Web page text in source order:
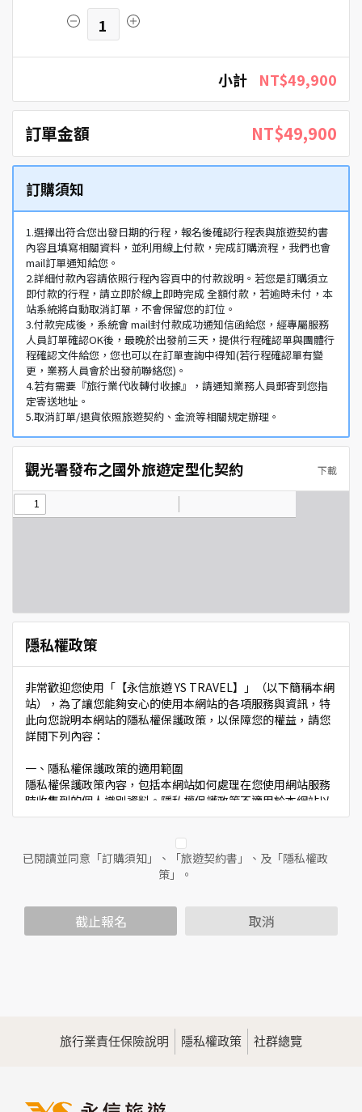
1
小計 NT$49,900
訂單金額 NT$49,900
訂購須知
1.選擇出符合您出發日期的行程，報名後確認行程表與旅遊契約書
內容且填寫相關資料，並利用線上付款，完成訂購流程，我們也會
mail訂單通知給您。
2.詳細付款內容請依照行程內容頁中的付款說明。若您是訂購須立
即付款的行程，請立即於線上即時完成 全額付款，若逾時未付，本
站系統將自動取消訂單，不會保留您的訂位。
3.付款完成後，系統會 mail封付款成功通知信函給您，經專屬服務
人員訂單確認OK後，最晚於出發前三天，提供行程確認單與團體行
程確認文件給您，您也可以在訂單查詢中得知(若行程確認單有變
更，業務人員會於出發前聯絡您)。
4.若有需要『旅行業代收轉付收據』，請通知業務人員郵寄到您指
定寄送地址。
5.取消訂單/退貨依照旅遊契約、金流等相關規定辦理。
觀光署發布之國外旅遊定型化契約 下載
隱私權政策
非常歡迎您使用「【永信旅遊 YS TRAVEL】」（以下簡稱本網
站），為了讓您能夠安心的使用本網站的各項服務與資訊，特
此向您說明本網站的隱私權保護政策，以保障您的權益，請您
詳閱下列內容：
一、隱私權保護政策的適用範圍
隱私權保護政策內容，包括本網站如何處理在您使用網站服務
時收集到的個人識別資料。隱私權保護政策不適用於本網站以
外的相關連結網站，也不適用於非本網站所委託或參與管理的
二、個人資料的蒐集、處理及利用方式
當您造訪本網站或使用本網站所提供之功能服務時，我們將視
範圍內處理及利用您的個人資料；非經您書面同意，本網站不
會將個人資料用於其他用途。
為提供精確的服務，我們會將收集的問卷調查內容進行統計與
分析，分析結果之統計數據或說明文字呈現，除供內部研究
已閱讀並同意「訂購須知」、「旅遊契約書」、及「隱私權政
策」。
截止報名 取消
旅行業責任保險說明 隱私權政策 社群總覽